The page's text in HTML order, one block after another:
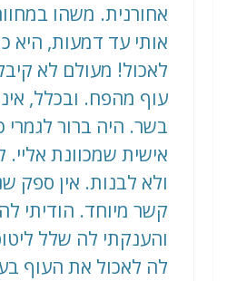
אחורנית. משהו
אותי עד דמעות, היא
לאכול! מעולם לא
עוף מהפח. ובכלל,
בשר. היה ברור לגמרי
אישית שמכוונת אליי.
ולא לבנות. אין ספק
קשר מיוחד. הודיתי
והענקתי לה שלל
לה לאכול את העוף